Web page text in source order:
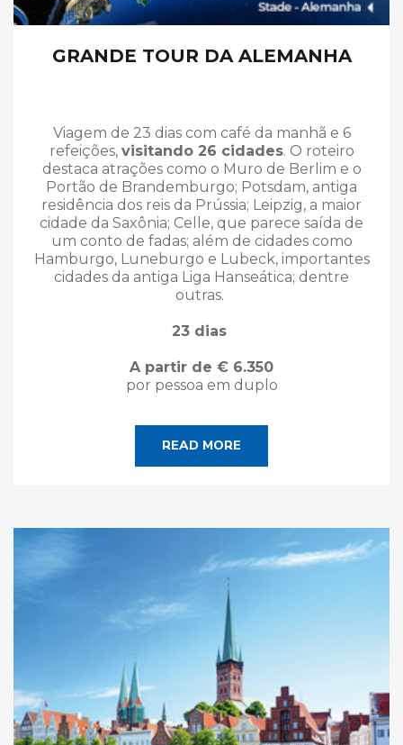
GRANDE TOUR DA ALEMANHA
Viagem de 23 dias com café da manhã e 6
refeições, visitando 26 cidades. O roteiro
destaca atrações como o Muro de Berlim e o
Portão de Brandemburgo; Potsdam, antiga
residência dos reis da Prússia; Leipzig, a maior
cidade da Saxônia; Celle, que parece saída de
um conto de fadas; além de cidades como
Hamburgo, Luneburgo e Lubeck, importantes
cidades da antiga Liga Hanseática; dentre
outras.
23 dias
A partir de € 6.350
por pessoa em duplo
READ MORE